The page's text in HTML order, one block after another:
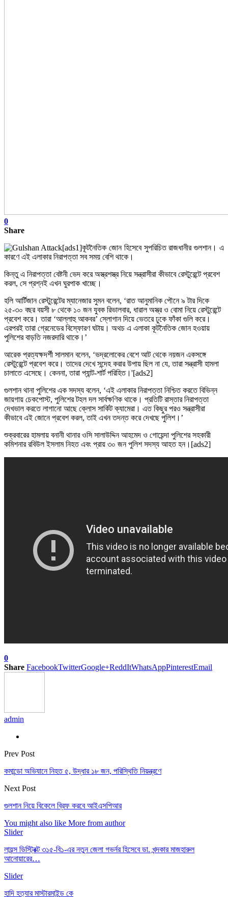
0
Share
[ads1]কূটনৈতিক জোন হিসেবে সুপরিচিত রাজধানীর গুলশান। এ
কারণে এই এলাকার নিরাপত্তা সব সময় বেশি থাকে।
কিন্তু এ নিরাপত্তা বেষ্টনী ভেদ করে অস্ত্রশস্ত্র নিয়ে সন্ত্রাসীরা কীভাবে রেস্টুরেন্টে প্রবেশ
করল, সে প্রশ্নই এখন ঘুরপাক খাচ্ছে।
হলি আর্টিজান রেস্টুরেন্টের ম্যানেজার সুমন বলেন, ‘রাত আনুমানিক পৌনে ৯ টার দিকে
২৫-৩০ বছর বয়সী ৮ থেকে ১০ জন যুবক রিভালবার, ধারাল অস্ত্র ও বোমা নিয়ে রেস্টুরেন্টে
প্রবেশ করে। তারা ‘আল্লাহু আকবর’ স্লোগান দিয়ে ভেতরে ঢুকে ফাঁকা গুলি করে।
এরপরই তারা গ্রেনেডের বিস্ফোরণ ঘটায়। অথচ এ এলাকা কূটনৈতিক জোন হওয়ায়
পুলিশের বাড়তি নজরদারি থাকে।’
আরেক প্রত্যক্ষদর্শী সালমান বলেন, ‘ভদ্রলোকের বেশে আট থেকে নয়জন একসঙ্গে
রেস্টুরেন্টে প্রবেশ করে। তাদের দেখে সন্দেহ করার উপায় ছিল না যে, তারা সন্ত্রাসী হামলা
চালাতে এসেছে। কেননা, তারা প্যান্ট-শার্ট পরিহিত।'[ads2]
গুলশান থানা পুলিশের এক সদস্য বলেন, ‘এই এলাকার নিরাপত্তা নিশ্চিত করতে বিভিন্ন
জায়গায় চেকপোস্ট, পুলিশের টহল দল সার্বক্ষণিক থাকে। প্রতিটি রাস্তার নিরাপত্তা
দেখভাল করতে লাগানো আছে ক্লোস সার্কিট ক্যামেরা। এত কিছুর পরও সন্ত্রাসীরা
কীভাবে এই জোনে প্রবেশ করল, তাই এখন তদন্ত করে দেখছে পুলিশ।’
শুক্রবারের হামলায় বনানী থানার ওসি সালাউদ্দিন আহমেদ ও গোয়েন্দা পুলিশের সহকারী
কমিশনার রবিউল ইসলাম নিহত এবং প্রায় ৩০ জন ‍পুলিশ সদস্য আহত হন।[ads2]
0
Share FacebookTwitterGoogle+ReddItWhatsAppPinterestEmail
admin
Prev Post
কমান্ডো অভিযানে নিহত ৫, উদ্ধার ১৮ জন, পরিস্থিতি নিয়ন্ত্রণে
Next Post
গুলশান নিয়ে বিকেলে ব্রিফ করবে আইএসপিআর
You might also like More from author
Slider
লায়ন্স ডিস্ট্রিক্ট ৩১৫-বি১-এর নতুন জেলা গভর্নর হিসেবে ডা. খন্দকার মাজহারুল
আনোয়ারের…
Slider
হাদি হত্যার মাস্টারমাইন্ড কে